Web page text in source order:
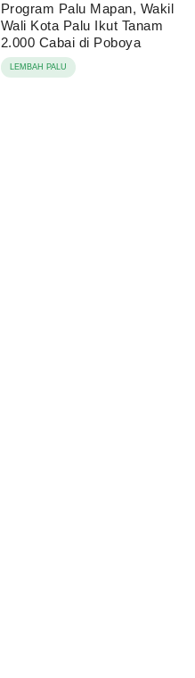
Program Palu Mapan, Wakil
Wali Kota Palu Ikut Tanam
2.000 Cabai di Poboya
LEMBAH PALU